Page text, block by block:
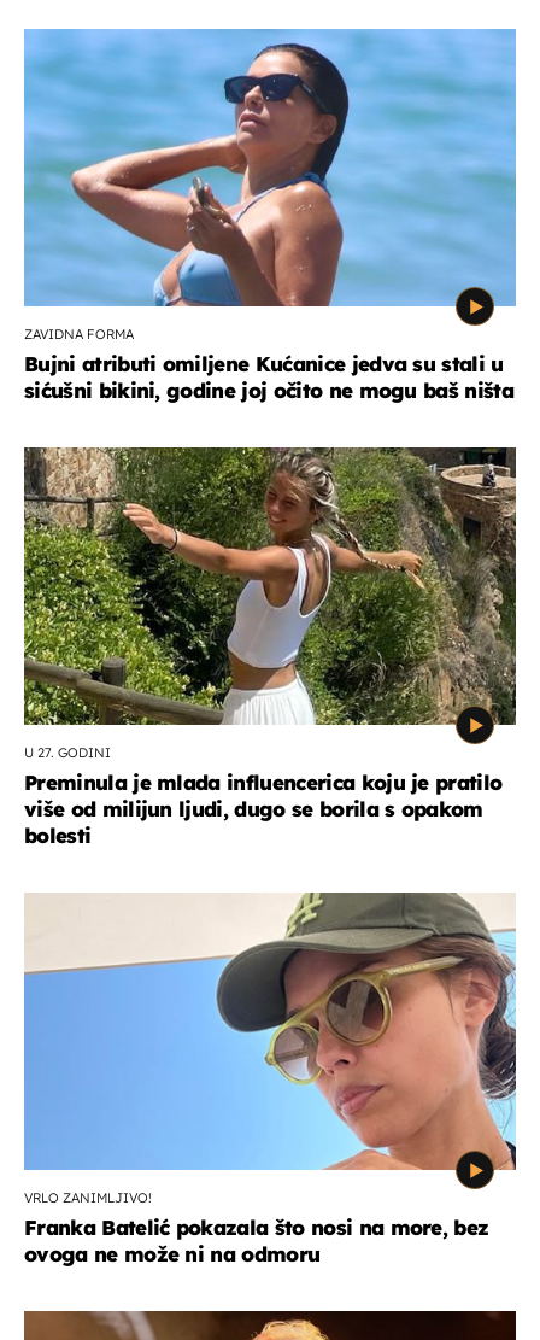
ZAVIDNA FORMA
Bujni atributi omiljene Kućanice jedva su stali u
sićušni bikini, godine joj očito ne mogu baš ništa
U 27. GODINI
Preminula je mlada influencerica koju je pratilo
više od milijun ljudi, dugo se borila s opakom
bolesti
VRLO ZANIMLJIVO!
Franka Batelić pokazala što nosi na more, bez
ovoga ne može ni na odmoru